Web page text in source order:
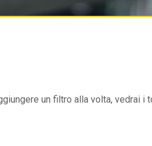
un filtro alla volta, vedrai i